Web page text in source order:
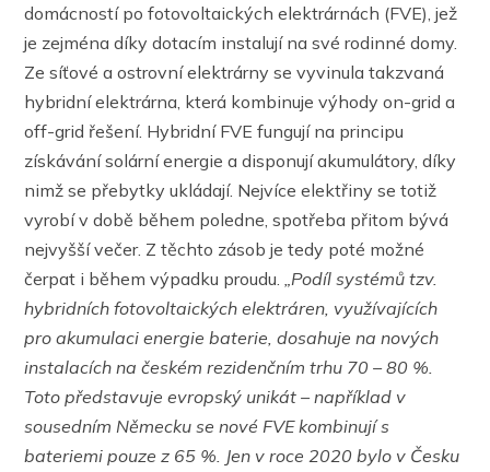
domácností po fotovoltaických elektrárnách (FVE), jež
je zejména díky dotacím instalují na své rodinné domy.
Ze síťové a ostrovní elektrárny se vyvinula takzvaná
hybridní elektrárna, která kombinuje výhody on-grid a
off-grid řešení. Hybridní FVE fungují na principu
získávání solární energie a disponují akumulátory, díky
nimž se přebytky ukládají. Nejvíce elektřiny se totiž
vyrobí v době během poledne, spotřeba přitom bývá
nejvyšší večer. Z těchto zásob je tedy poté možné
čerpat i během výpadku proudu.
„Podíl systémů tzv.
hybridních fotovoltaických elektráren, využívajících
pro akumulaci energie baterie, dosahuje na nových
instalacích na českém rezidenčním trhu 70 – 80 %.
Toto představuje evropský unikát – například v
sousedním Německu se nové FVE kombinují s
bateriemi pouze z 65 %. Jen v roce 2020 bylo v Česku